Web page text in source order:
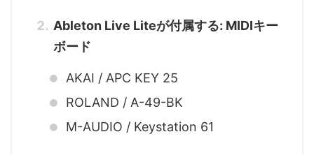
Ableton Live Liteが付属する: MIDIキー
ボード
AKAI / APC KEY 25
ROLAND / A-49-BK
M-AUDIO / Keystation 61